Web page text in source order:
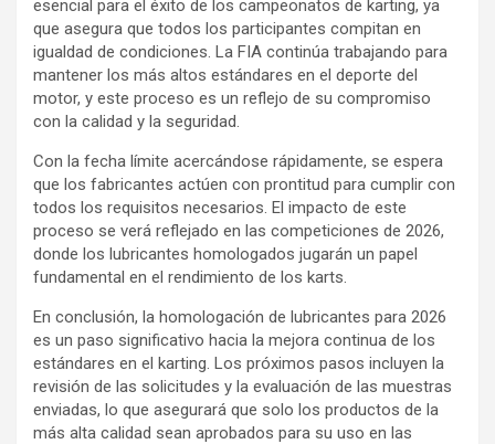
esencial para el éxito de los campeonatos de karting, ya
que asegura que todos los participantes compitan en
igualdad de condiciones. La FIA continúa trabajando para
mantener los más altos estándares en el deporte del
motor, y este proceso es un reflejo de su compromiso
con la calidad y la seguridad.
Con la fecha límite acercándose rápidamente, se espera
que los fabricantes actúen con prontitud para cumplir con
todos los requisitos necesarios. El impacto de este
proceso se verá reflejado en las competiciones de 2026,
donde los lubricantes homologados jugarán un papel
fundamental en el rendimiento de los karts.
En conclusión, la homologación de lubricantes para 2026
es un paso significativo hacia la mejora continua de los
estándares en el karting. Los próximos pasos incluyen la
revisión de las solicitudes y la evaluación de las muestras
enviadas, lo que asegurará que solo los productos de la
más alta calidad sean aprobados para su uso en las